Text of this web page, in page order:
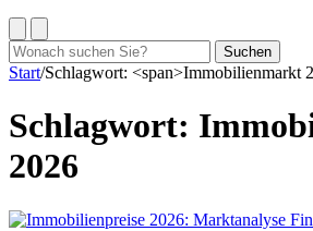
Suchen
nach:
Suchen
Start/Schlagwort: <span>Immobilienmarkt
Schlagwort:
2026